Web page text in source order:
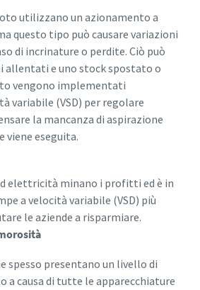
utilizzano un azionamento a
questo tipo può causare variazioni
di incrinature o perdite. Ciò può
allentati e uno stock spostato o
vengono implementati
variabile (VSD) per regolare
la mancanza di aspirazione
viene eseguita.
elettricità minano i profitti ed è in
a velocità variabile (VSD) più
le aziende a risparmiare.
spesso presentano un livello di
a causa di tutte le apparecchiature